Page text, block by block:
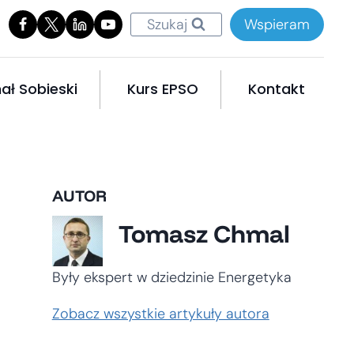
Szukaj Wspieram
Sobieski Kurs EPSO Kontakt
AUTOR
Tomasz Chmal
Były ekspert w dziedzinie Energetyka
Zobacz wszystkie artykuły autora